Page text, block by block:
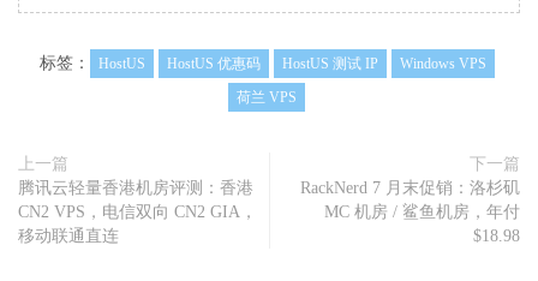
标签： HostUS HostUS 优惠码 HostUS 测试 IP
Windows VPS
荷兰 VPS
上一篇
腾讯云轻量香港机房评测：香港
CN2 VPS，电信双向 CN2 GIA，
移动联通直连
下一篇
RackNerd 7 月末促销：洛杉矶
MC 机房 / 鲨鱼机房，年付
$18.98